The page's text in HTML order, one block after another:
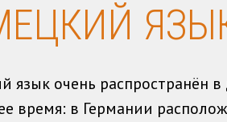
язык очень распространён
время: в Германии